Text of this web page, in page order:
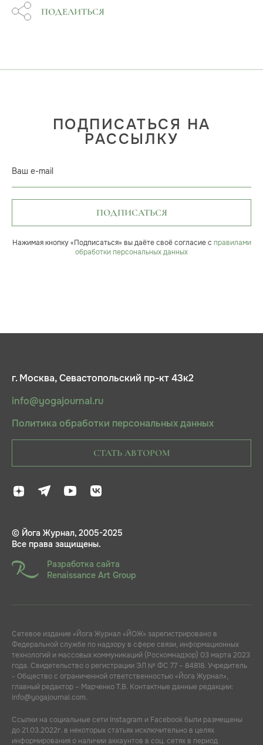
ПОДЕЛИТЬСЯ
ПОДПИСАТЬСЯ НА
РАССЫЛКУ
Ваш e-mail
ПОДПИСАТЬСЯ
Нажимая кнопку «Подписаться» вы даёте своё согласие с правилами
обработки персональных данных
г. Москва, Севастопольский пр-кт 43к2
info@yogajournal.ru
Политика обработки персональных данных
СТАТЬ АВТОРОМ
© Йога Журнал, 2005-2025
Все права защищены.
Разработка сайта
Renaissance Art Group
Сетевое издание «Йога Журнал «ЙОЖ» зарегистрировано в
Федеральной службе по надзору в сфере связи, информационных
технологий и массовых коммуникаций (Роскомнадзор) 03 марта 2023
года. Свидетельство о регистрации ЭЛ № ФС 77 – 84818. Учредитель
- Общество с ограниченной ответственностью «Йога Журнал»,
главный редактор – Марченко Т.В. Контактные данные редакции:
info@yogajournal.com.
Ссылки на социальные сети Instagram и Facebook были размещены
до 21.03.2022г. в некоторых статьях исключительно в целях
информирования о наличии аккаунтов в соц. сетях в период